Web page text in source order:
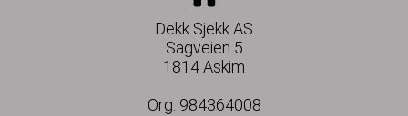
Dekk Sjekk AS
Sagveien 5
1814 Askim
Org. 984364008